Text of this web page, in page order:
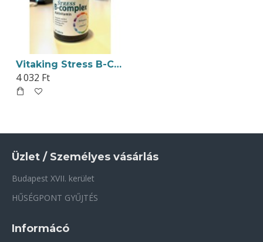
Vitaking Stress B-Complex Multivitamin Tabletta 60db
4 032 Ft
Üzlet / Személyes vásárlás
Budapest XVII. kerület
HŰSÉGPONT GYŰJTÉS
Informácó